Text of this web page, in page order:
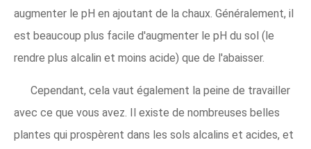
augmenter le pH en ajoutant de la chaux. Généralement, il
est beaucoup plus facile d'augmenter le pH du sol (le
rendre plus alcalin et moins acide) que de l'abaisser.
Cependant, cela vaut également la peine de travailler
avec ce que vous avez. Il existe de nombreuses belles
plantes qui prospèrent dans les sols alcalins et acides, et